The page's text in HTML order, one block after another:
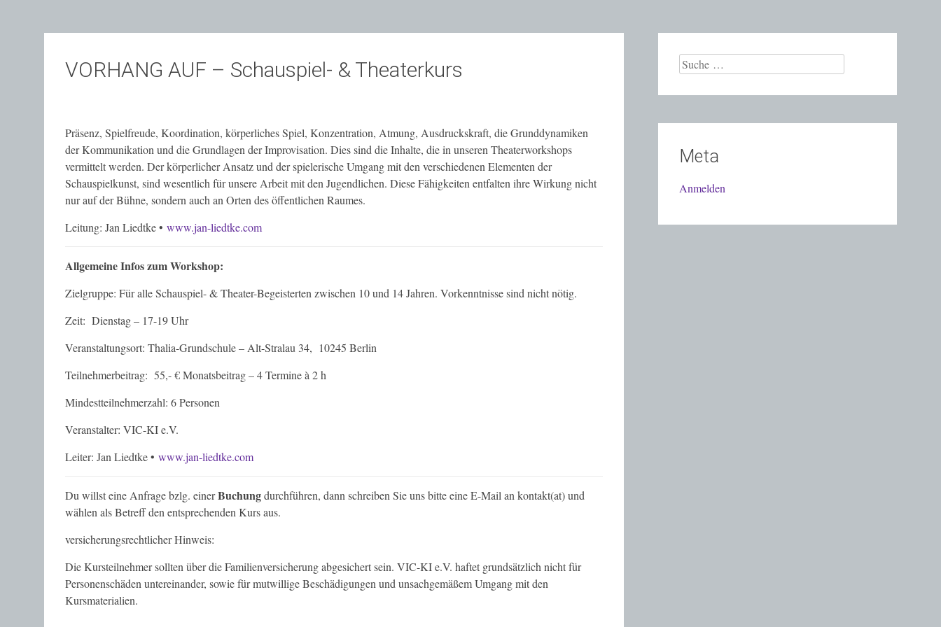
VORHANG AUF – Schauspiel- & Theaterkurs
Präsenz, Spielfreude, Koordination, körperliches Spiel, Konzentration, Atmung, Ausdruckskraft, die Grunddynamiken
der Kommunikation und die Grundlagen der Improvisation. Dies sind die Inhalte, die in unseren Theaterworkshops
vermittelt werden. Der körperlicher Ansatz und der spielerische Umgang mit den verschiedenen Elementen der
Schauspielkunst, sind wesentlich für unsere Arbeit mit den Jugendlichen. Diese Fähigkeiten entfalten ihre Wirkung nicht
nur auf der Bühne, sondern auch an Orten des öffentlichen Raumes.
Leitung: Jan Liedtke • www.jan-liedtke.com
Allgemeine Infos zum Workshop:
Zielgruppe: Für alle Schauspiel- & Theater-Begeisterten zwischen 10 und 14 Jahren. Vorkenntnisse sind nicht nötig.
Zeit: Dienstag – 17-19 Uhr
Veranstaltungsort: Thalia-Grundschule – Alt-Stralau 34, 10245 Berlin
Teilnehmerbeitrag: 55,- € Monatsbeitrag – 4 Termine à 2 h
Mindestteilnehmerzahl: 6 Personen
Veranstalter: VIC-KI e.V.
Leiter: Jan Liedtke • www.jan-liedtke.com
Du willst eine Anfrage bzlg. einerBuchungdurchführen, dann schreiben Sie uns bitte eine E-Mail an kontakt(at) und
wählen als Betreff den entsprechenden Kurs aus.
versicherungsrechtlicher Hinweis:
Die Kursteilnehmer sollten über die Familienversicherung abgesichert sein. VIC-KI e.V. haftet grundsätzlich nicht für
Personenschäden untereinander, sowie für mutwillige Beschädigungen und unsachgemäßem Umgang mit den
Kursmaterialien.
Suche
nach:
Meta
Anmelden